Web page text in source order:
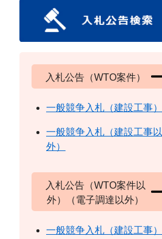
入札公告（WTO案件）
一般競争入札（建設工事）
一般競争入札（建設工事以
外）
入札公告（WTO案件以
外）（電子調達以外）
一般競争入札（建設工事）